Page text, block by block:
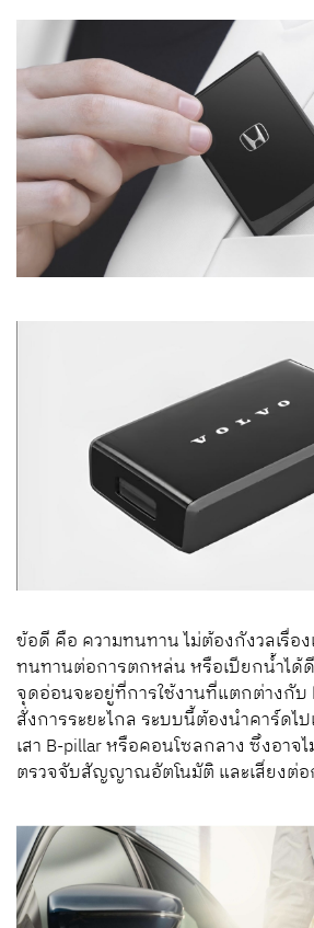
ข้อดี คือ ความทนทาน ไม่ต้องกังวลเรื่อ
ทนทานต่อการตกหล่น หรือเปียกน้ำได้
จุดอ่อนจะอยู่ที่การใช้งานที่แตกต่างกับ
สั่งการระยะไกล ระบบนี้ต้องนำคาร์ดไ
เสา B-pillar หรือคอนโซลกลาง ซึ่งอาจ
ตรวจจับสัญญาณอัตโนมัติ และเสี่ยงต่อ